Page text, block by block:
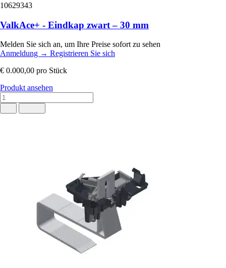
10629343
ValkAce+ - Eindkap zwart – 30 mm
Melden Sie sich an, um Ihre Preise sofort zu sehen
Anmeldung → Registrieren Sie sich
€ 0.000,00 pro Stück
Produkt ansehen